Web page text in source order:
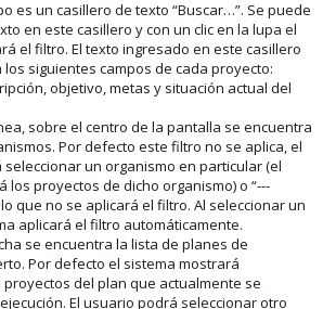
es un casillero de texto “Buscar…”. Se puede
en este casillero y con un clic en la lupa el
el filtro. El texto ingresado en este casillero
los siguientes campos de cada proyecto:
objetivo, metas y situación actual del
sobre el centro de la pantalla se encuentra
Por defecto este filtro no se aplica, el
un organismo en particular (el
los proyectos de dicho organismo) o “---
lo que no se aplicará el filtro. Al seleccionar un
aplicará el filtro automáticamente.
se encuentra la lista de planes de
Por defecto el sistema mostrará
del plan que actualmente se
El usuario podrá seleccionar otro